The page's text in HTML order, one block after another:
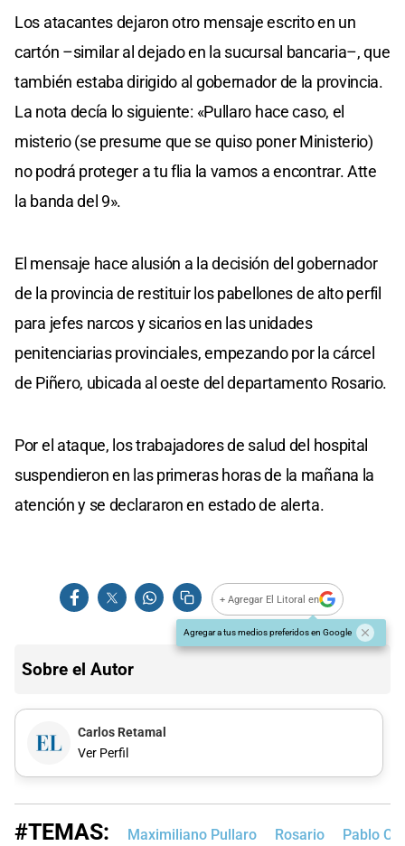
Los atacantes dejaron otro mensaje escrito en un
cartón –similar al dejado en la sucursal bancaria–, que
también estaba dirigido al gobernador de la provincia.
La nota decía lo siguiente: «Pullaro hace caso, el
misterio (se presume que se quiso poner Ministerio)
no podrá proteger a tu flia la vamos a encontrar. Atte
la banda del 9».
El mensaje hace alusión a la decisión del gobernador
de la provincia de restituir los pabellones de alto perfil
para jefes narcos y sicarios en las unidades
penitenciarias provinciales, empezando por la cárcel
de Piñero, ubicada al oeste del departamento Rosario.
Por el ataque, los trabajadores de salud del hospital
suspendieron en las primeras horas de la mañana la
atención y se declararon en estado de alerta.
+ Agregar El Litoral en
Agregar a tus medios preferidos en Google
Sobre el Autor
Carlos Retamal
Ver Perfil
#TEMAS: Maximiliano Pullaro Rosario Pablo